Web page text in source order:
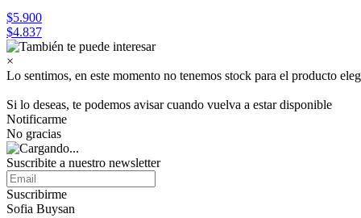
$5.900
$4.837
×
Lo sentimos, en este momento no tenemos stock para el producto
Si lo deseas, te podemos avisar cuando vuelva a estar disponible
Notificarme
No gracias
Suscribite a nuestro newsletter
Suscribirme
Sofia Buysan